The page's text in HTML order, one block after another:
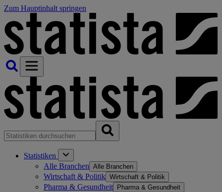
Zum Hauptinhalt springen
Statistiken
Alle Branchen Alle Branchen
Wirtschaft & Politik Wirtschaft & Politik
Pharma & Gesundheit Pharma & Gesundheit